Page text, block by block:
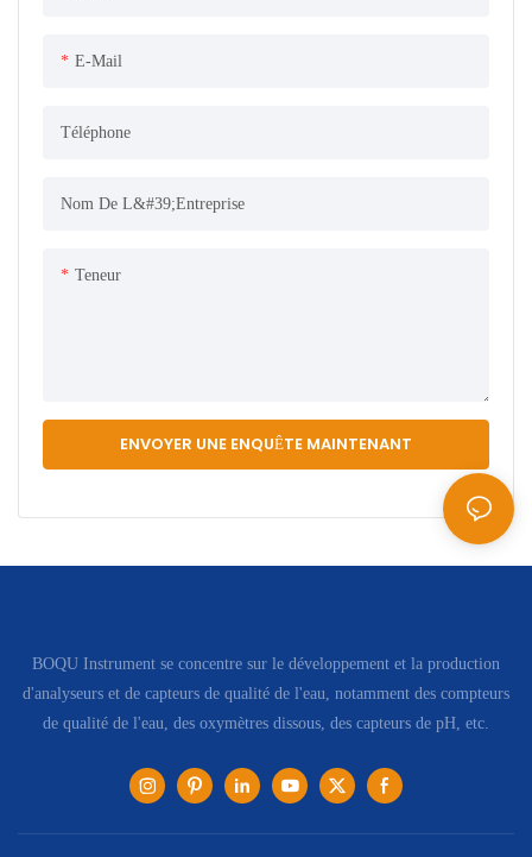
E-Mail
Téléphone
Nom De L&#39;entreprise
Teneur
ENVOYER UNE ENQUÊTE MAINTENANT
BOQU Instrument se concentre sur le développement et la production
d'analyseurs et de capteurs de qualité de l'eau, notamment des compteurs
de qualité de l'eau, des oxymètres dissous, des capteurs de pH, etc.